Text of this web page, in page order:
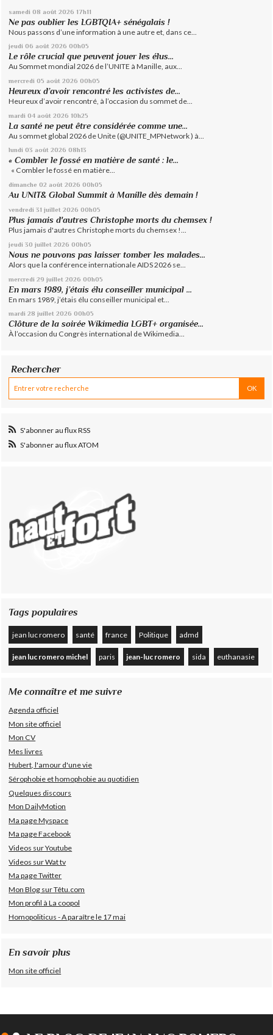
samedi 08 août 2026 17h11
Ne pas oublier les LGBTQIA+ sénégalais !
Nous passons d’une information à une autre et, dans ce...
jeudi 06 août 2026 00h05
Le rôle crucial que peuvent jouer les élus...
Au Sommet mondial 2026 de l’UNITE à Manille, aux...
mercredi 05 août 2026 00h05
Heureux d’avoir rencontré les activistes de...
Heureux d’avoir rencontré, à l’occasion du sommet de...
mardi 04 août 2026 10h25
La santé ne peut être considérée comme une...
Au sommet global 2026 de Unite (@UNITE_MPNetwork ) à...
lundi 03 août 2026 08h13
« Combler le fossé en matière de santé : le...
« Combler le fossé en matière...
dimanche 02 août 2026 00h05
Au UNIT& Global Summit à Manille dès demain !
vendredi 31 juillet 2026 00h05
Plus jamais d'autres Christophe morts du chemsex !
Plus jamais d'autres Christophe morts du chemsex !...
jeudi 30 juillet 2026 00h05
Nous ne pouvons pas laisser tomber les malades...
Alors que la conférence internationale AIDS 2026 se...
mercredi 29 juillet 2026 00h05
En mars 1989, j’étais élu conseiller municipal ...
En mars 1989, j’étais élu conseiller municipal et...
mardi 28 juillet 2026 00h05
Clôture de la soirée Wikimedia LGBT+ organisée...
À l’occasion du Congrès international de Wikimedia...
Rechercher
S'abonner au flux RSS
S'abonner au flux ATOM
Tags populaires
jean luc romero santé france Politique admd
jean luc romero michel paris jean-luc romero sida euthanasie
Me connaître et me suivre
Agenda officiel
Mon site officiel
Mon CV
Mes livres
Hubert, l'amour d'une vie
Sérophobie et homophobie au quotidien
Quelques discours
Mon DailyMotion
Ma page Myspace
Ma page Facebook
Videos sur Youtube
Videos sur Wat tv
Ma page Twitter
Mon Blog sur Têtu.com
Mon profil à La coopol
Homopoliticus - A paraître le 17 mai
En savoir plus
Mon site officiel